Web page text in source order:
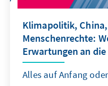
Klimapolitik,
Menschenrechte:
Erwartungen an
Alles auf Anfang